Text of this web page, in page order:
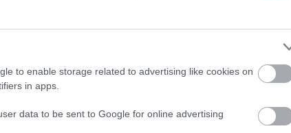
to enable storage related to advertising like cookies on
in apps.
data to be sent to Google for online advertising
premium προορισμός κρουαζιέρας
δρομολογίων της MSC Cruises στην Ανατολική Μεσόγειο, με
τους ελληνικούς προορισμούς